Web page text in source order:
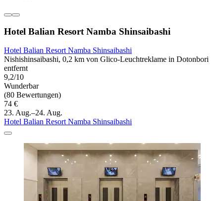
Hotel Balian Resort Namba Shinsaibashi
Hotel Balian Resort Namba Shinsaibashi
Nishishinsaibashi, 0,2 km von Glico-Leuchtreklame in Dotonbori
entfernt
9,2/10
Wunderbar
(80 Bewertungen)
74 €
23. Aug.–24. Aug.
Hotel Balian Resort Namba Shinsaibashi